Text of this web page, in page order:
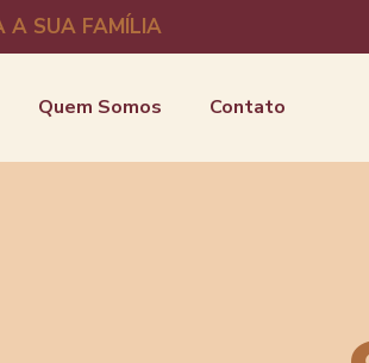
A SUA FAMÍLIA
Quem Somos Contato